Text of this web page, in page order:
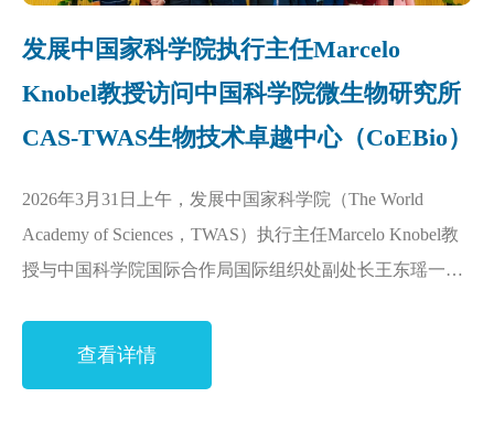
发展中国家科学院执行主任Marcelo
Knobel教授访问中国科学院微生物研究所
CAS-TWAS生物技术卓越中心（CoEBio）
2026年3月31日上午，发展中国家科学院（The World
Academy of Sciences，TWAS）执行主任Marcelo Knobel教
授与中国科学院国际合作局国际组织处副处长王东瑶一行
查看详情